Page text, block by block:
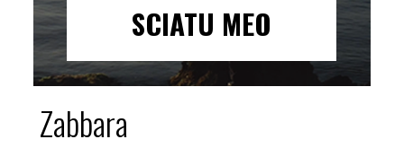
SCIATU MEO
Zabbara